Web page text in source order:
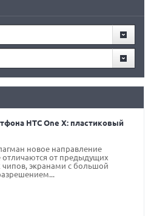
HTC One X: пластиковый
новое направление
отличаются от предыдущих
экранами с большой